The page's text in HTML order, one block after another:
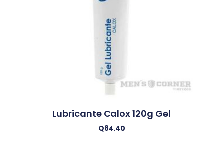
Lubricante Calox 120g Gel
Q84.40